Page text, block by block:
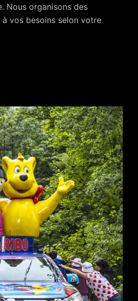
Nous organisons des
vos besoins selon votre